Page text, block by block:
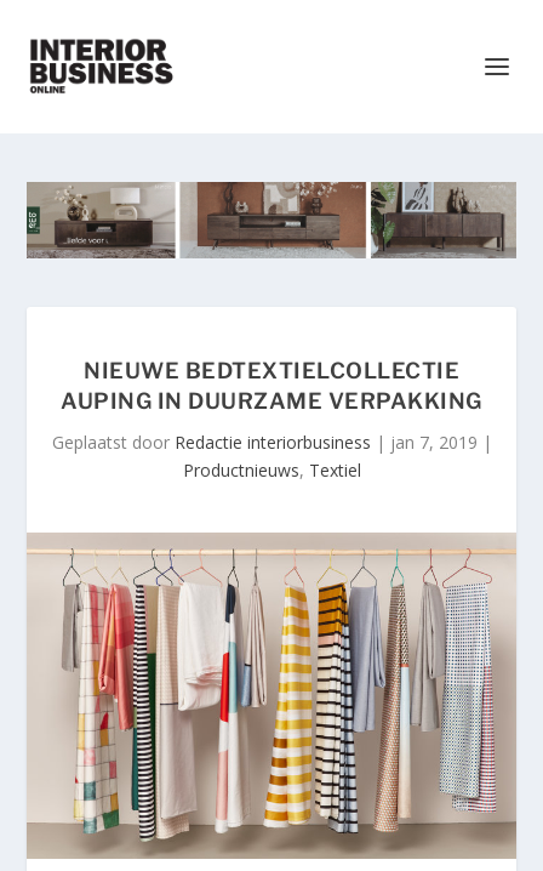
NIEUWE BEDTEXTIELCOLLECTIE
AUPING IN DUURZAME VERPAKKING
Geplaatst door Redactie interiorbusiness | jan 7, 2019 |
Productnieuws, Textiel